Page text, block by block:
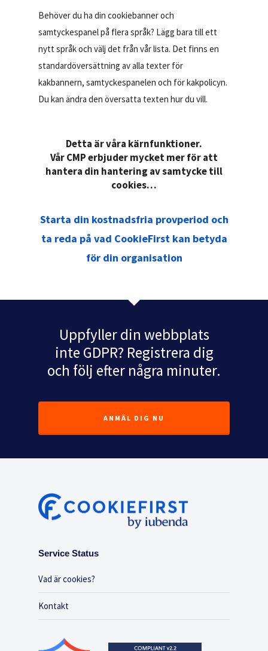
Behöver du ha din cookiebanner och
samtyckespanel på flera språk? Lägg bara till ett
nytt språk och välj det från vår lista. Det finns en
standardöversättning av alla texter för
kakbannern, samtyckespanelen och för kakpolicyn.
Du kan ändra den översatta texten hur du vill.
Detta är våra kärnfunktioner.
Vår CMP erbjuder mycket mer för att
hantera din hantering av samtycke till
cookies…
Starta din kostnadsfria provperiod och
ta reda på vad CookieFirst kan betyda
för din organisation
Uppfyller din webbplats
inte GDPR? Registrera dig
och följ efter några minuter.
ANMÄL DIG NU
Service Status
Vad är cookies?
Kontakt